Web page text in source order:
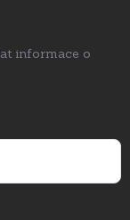
informace o